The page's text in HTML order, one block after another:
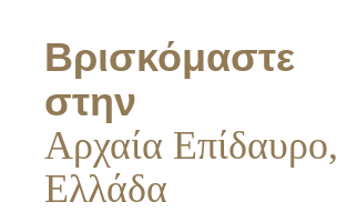
Βρισκόμαστε
στην
Αρχαία Επίδαυρο,
Ελλάδα